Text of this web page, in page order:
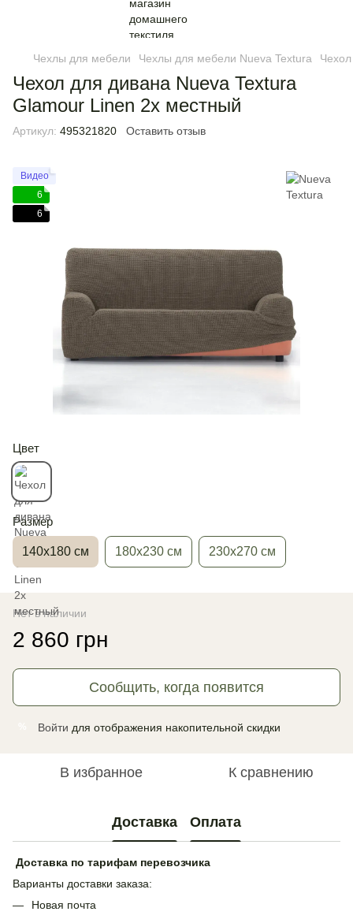
Чехлы для мебели Чехлы для мебели Nueva Textura
Чехол для дивана Nueva Textura
Glamour Linen 2х местный
Артикул: 495321820 Оставить отзыв
Видео
6
6
Цвет
Размер
140х180 см 180х230 см 230х270 см
Нет в наличии
2 860 грн
Сообщить, когда появится
Войти для отображения накопительной скидки
В избранное К сравнению
Доставка Оплата
Доставка по тарифам перевозчика
Варианты доставки заказа:
Новая почта